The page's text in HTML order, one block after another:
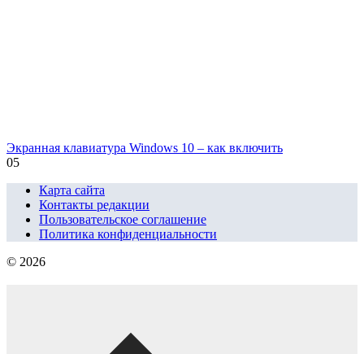
Экранная клавиатура Windows 10 – как включить
05
Карта сайта
Контакты редакции
Пользовательское соглашение
Политика конфиденциальности
© 2026